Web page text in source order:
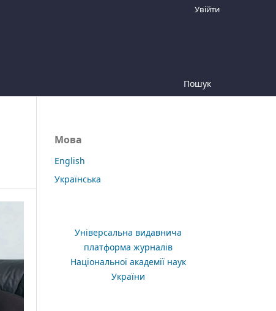
Пошук
Увійти
Мова
English
Українська
Універсальна видавнича
платформа журналів
Національної академії наук
України